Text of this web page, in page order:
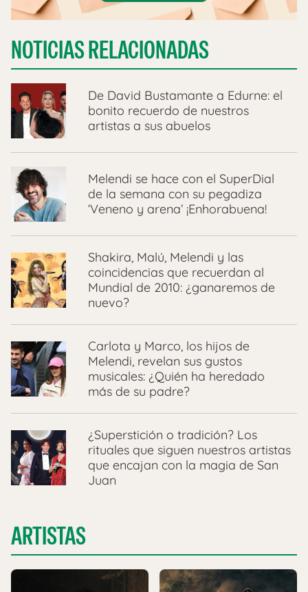
NOTICIAS RELACIONADAS
De David Bustamante a Edurne: el
bonito recuerdo de nuestros
artistas a sus abuelos
Melendi se hace con el SuperDial
de la semana con su pegadiza
‘Veneno y arena’ ¡Enhorabuena!
Shakira, Malú, Melendi y las
coincidencias que recuerdan al
Mundial de 2010: ¿ganaremos de
nuevo?
Carlota y Marco, los hijos de
Melendi, revelan sus gustos
musicales: ¿Quién ha heredado
más de su padre?
¿Superstición o tradición? Los
rituales que siguen nuestros artistas
que encajan con la magia de San
Juan
ARTISTAS